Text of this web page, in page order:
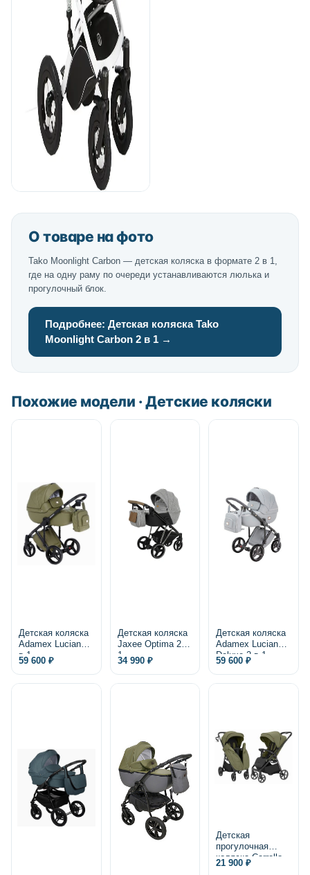
О товаре на фото
Tako Moonlight Carbon — детская коляска в формате 2 в 1,
где на одну раму по очереди устанавливаются люлька и
прогулочный блок.
Подробнее: Детская коляска Tako
Moonlight Carbon 2 в 1 →
Похожие модели · Детские коляски
Детская коляска
Adamex Luciano 2
в 1
59 600 ₽
Детская коляска
Jaxee Optima 2 в
1
34 990 ₽
Детская коляска
Adamex Luciano
Deluxe 2 в 1,
экокожа
59 600 ₽
Детская
прогулочная
коляска Carrello
Bravo Lite CRL-
21 900 ₽